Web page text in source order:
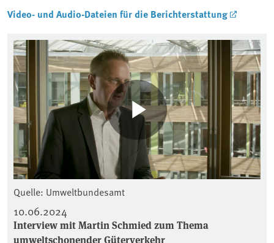
Video- und Audio-Dateien für die Berichterstattung
Quelle: Umweltbundesamt
10.06.2024
Interview mit Martin Schmied zum Thema
umweltschonender Güterverkehr